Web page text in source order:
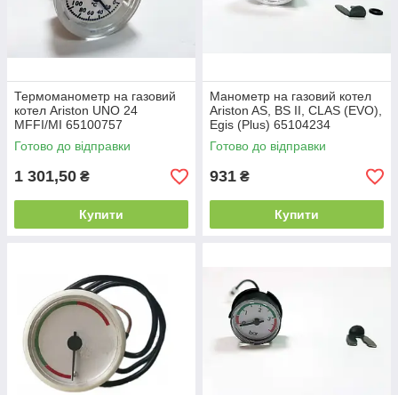
Термоманометр на газовий
котел Ariston UNO 24
MFFI/MI 65100757
Готово до відправки
1 301,50 ₴
Купити
Манометр на газовий котел
Ariston AS, BS II, CLAS (EVO),
Egis (Plus) 65104234
Готово до відправки
931 ₴
Купити